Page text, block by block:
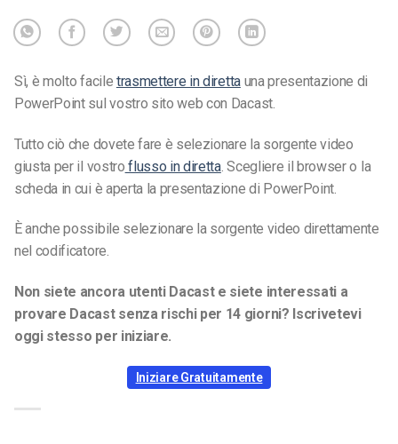
Sì, è molto facile trasmettere in direttauna presentazione di
PowerPoint sul vostro sito web con Dacast.
Tutto ciò che dovete fare è selezionare la sorgente video
giusta per il vostro flusso in diretta. Scegliere il browser o la
scheda in cui è aperta la presentazione di PowerPoint.
È anche possibile selezionare la sorgente video direttamente
nel codificatore.
Non siete ancora utenti Dacast e siete interessati a
provare Dacast senza rischi per 14 giorni? Iscrivetevi
oggi stesso per iniziare.
Iniziare Gratuitamente